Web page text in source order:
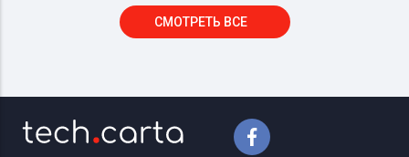
СМОТРЕТЬ ВСЕ